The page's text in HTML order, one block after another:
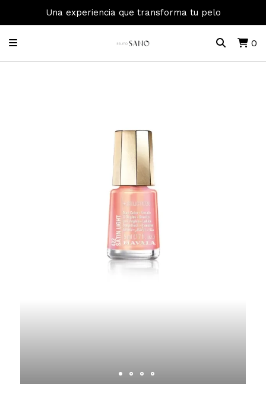
Una experiencia que transforma tu pelo
0